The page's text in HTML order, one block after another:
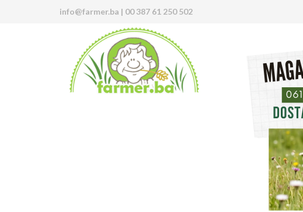
info@farmer.ba | 00 387 61 250 502